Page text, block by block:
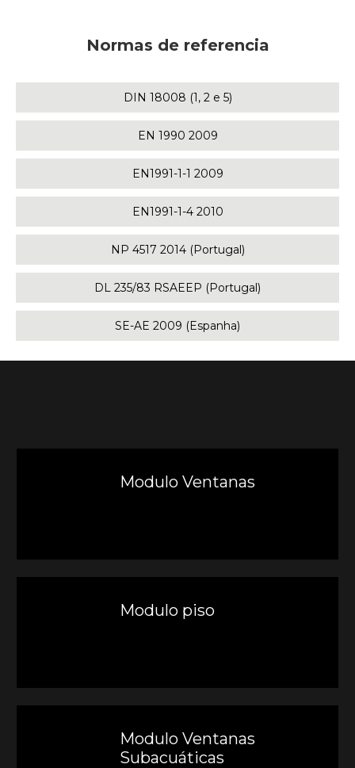
Normas de referencia
DIN 18008 (1, 2 e 5)
EN 1990 2009
EN1991-1-1 2009
EN1991-1-4 2010
NP 4517 2014 (Portugal)
DL 235/83 RSAEEP (Portugal)
SE-AE 2009 (Espanha)
Modulo Ventanas
Modulo piso
Modulo Ventanas
Subacuáticas